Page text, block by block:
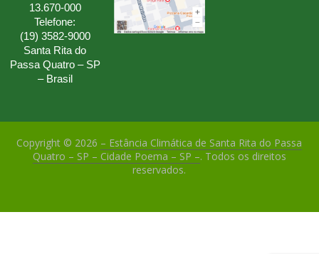
13.670-000
Telefone:
(19) 3582-9000
Santa Rita do
Passa Quatro – SP
– Brasil
Copyright © 2026 – Estância Climática de Santa Rita do Passa
Quatro – SP – Cidade Poema – SP –. Todos os direitos
reservados.